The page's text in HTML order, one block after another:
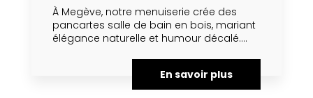
À Megève, notre menuiserie crée des
pancartes salle de bain en bois, mariant
élégance naturelle et humour décalé....
En savoir plus